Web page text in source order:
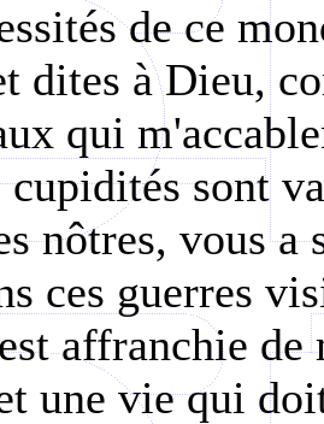
de ce
dites à Dieu,
qui
cupidités sont
nôtres, vous a
ces guerres
affranchie
une vie qui